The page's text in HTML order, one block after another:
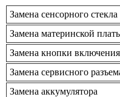
Замена сенсорного
Замена материнской
Замена кнопки включения
Замена сервисного
Замена аккумулятора